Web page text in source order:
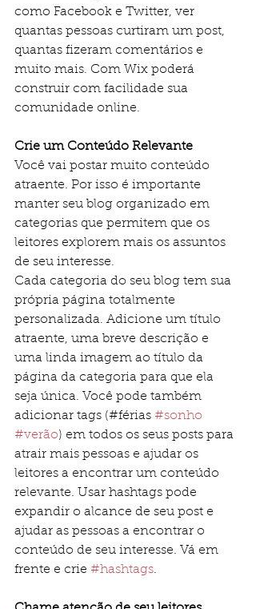
como Facebook e Twitter, ver
quantas pessoas curtiram um post,
quantas fizeram comentários e
muito mais. Com Wix poderá
construir com facilidade sua
comunidade online.
Crie um Conteúdo Relevante
Você vai postar muito conteúdo
atraente. Por isso é importante
manter seu blog organizado em
categorias que permitem que os
leitores explorem mais os assuntos
de seu interesse.
Cada categoria do seu blog tem sua
própria página totalmente
personalizada. Adicione um título
atraente, uma breve descrição e
uma linda imagem ao título da
página da categoria para que ela
seja única. Você pode também
adicionar tags (#férias #sonho
#verão) em todos os seus posts para
atrair mais pessoas e ajudar os
leitores a encontrar um conteúdo
relevante. Usar hashtags pode
expandir o alcance de seu post e
ajudar as pessoas a encontrar o
conteúdo de seu interesse. Vá em
frente e crie #hashtags.